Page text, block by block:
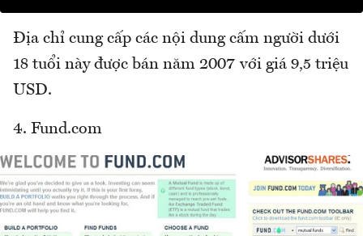
Địa chỉ cung cấp các nội dung cấm người dưới
18 tuổi này được bán năm 2007 với giá 9,5 triệu
USD.
4. Fund.com